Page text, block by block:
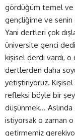
gördüğüm temel ve
gençliğime ve senin
Yani dertleri çok
üniversite genci
kişisel derdi vardı,
dertlerden daha
yetiştiriyoruz. Kişisel
refleksi böyle bir
düşünmek…
istiyorsak o zaman
getirmemiz